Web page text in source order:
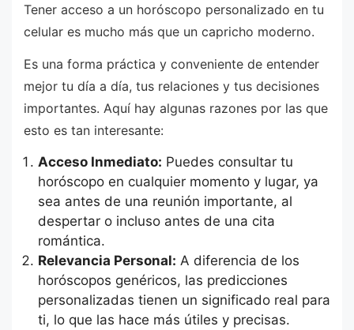
Tener acceso a un horóscopo personalizado en tu
celular es mucho más que un capricho moderno.
Es una forma práctica y conveniente de entender
mejor tu día a día, tus relaciones y tus decisiones
importantes. Aquí hay algunas razones por las que
esto es tan interesante:
Acceso Inmediato: Puedes consultar tu
horóscopo en cualquier momento y lugar, ya
sea antes de una reunión importante, al
despertar o incluso antes de una cita
romántica.
Relevancia Personal: A diferencia de los
horóscopos genéricos, las predicciones
personalizadas tienen un significado real para
ti, lo que las hace más útiles y precisas.